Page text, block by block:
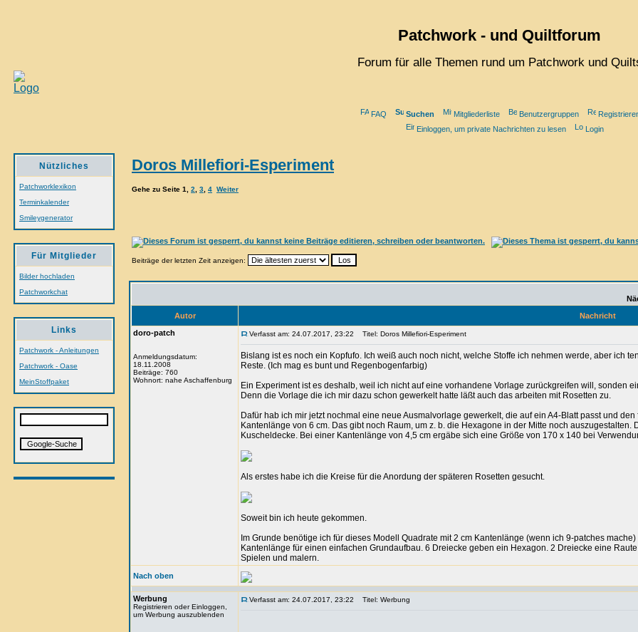
Patchwork - und Quiltforum
Forum für alle Themen rund um Patchwork und
FAQ Suchen Mitgliederliste Benutzergruppen
Einloggen, um private Nachrichten zu lesen
Login
Nützliches
Patchworklexikon
Terminkalender
Smileygenerator
Für Mitglieder
Bilder hochladen
Patchworkchat
Links
Patchwork - Anleitungen
Patchwork - Oase
MeinStoffpaket
Doros Millefiori-Esperiment
Gehe zu Seite 1 2 3 4 Weiter
Beiträge der letzten Zeit anzeigen:
Autor
Nachricht
doro-patch
Anmeldungsdatum:
18.11.2008
Beiträge: 760
Wohnort: nahe Aschaffenburg
Verfasst am: 24.07.2017, 23:22 Titel: Doros Millefiori-Esperiment
Bislang ist es noch ein Kopfufo. Ich weiß auch noch nicht, welche Stoffe ich nehmen werde, aber ich
Reste. (Ich mag es bunt und Regenbogenfarbig)
Ein Experiment ist es deshalb, weil ich nicht auf eine vorhandene Vorlage zurückgreifen will, sonden
Denn die Vorlage die ich mir dazu schon gewerkelt hatte läßt auch das arbeiten mit Rosetten zu.
Dafür hab ich mir jetzt nochmal eine neue Ausmalvorlage gewerkelt, die auf ein A4-Blatt passt und
Kantenlänge von 6 cm. Das gibt noch Raum, um z. b. die Hexagone in der Mitte noch
Kuscheldecke. Bei einer Kantenlänge von 4,5 cm ergäbe sich eine Größe von 170 x 140 bei
Als erstes habe ich die Kreise für die Anordung der späteren Rosetten gesucht.
Soweit bin ich heute gekommen.
Im Grunde benötige ich für dieses Modell Quadrate mit 2 cm Kantenlänge (wenn ich 9-patches
Kantenlänge für einen einfachen Grundaufbau. 6 Dreiecke geben ein Hexagon. 2 Dreiecke eine
Spielen und malern.
Nach oben
Werbung
Registrieren oder Einloggen,
um Werbung auszublenden
Verfasst am: 24.07.2017, 23:22 Titel: Werbung